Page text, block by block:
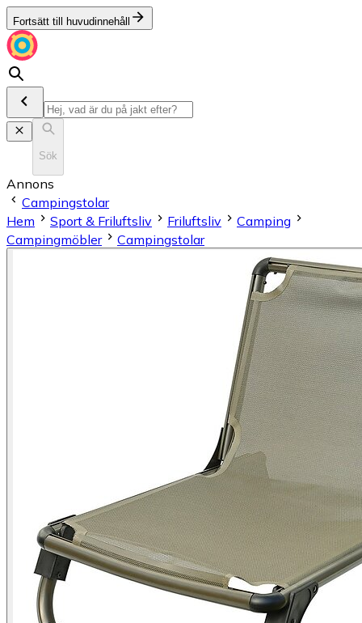
Fortsätt till huvudinnehåll
Sök
Annons
Campingstolar
Hem
Sport & Friluftsliv Friluftsliv
Camping
Campingmöbler
Campingstolar